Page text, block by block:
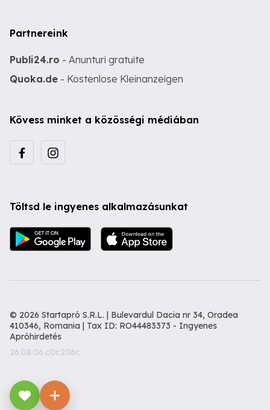
Partnereink
Publi24.ro - Anunturi gratuite
Quoka.de - Kostenlose Kleinanzeigen
Kövess minket a közösségi médiában
Töltsd le ingyenes alkalmazásunkat
© 2026 Startapró S.R.L. | Bulevardul Dacia nr 34, Oradea
410346, Romania | Tax ID: RO44483373 - Ingyenes
Apróhirdetés
26.08.06.c0c206c